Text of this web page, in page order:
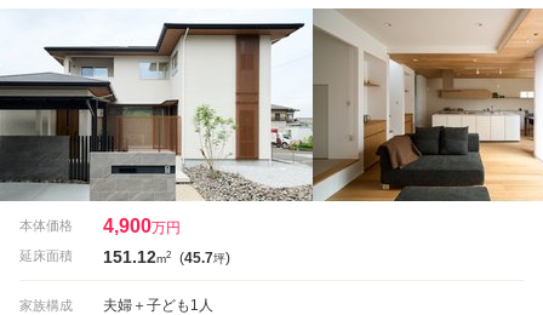
本体価格 4,900万円
延床面積 151.12m2 (45.7坪)
家族構成 夫婦＋子ども1人